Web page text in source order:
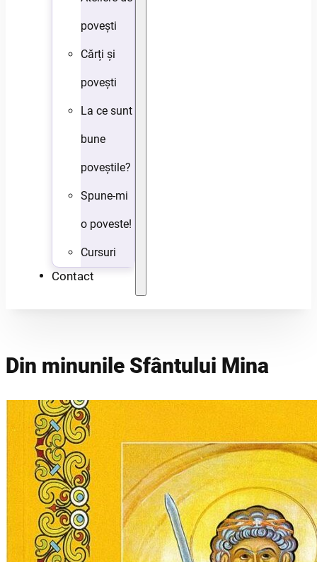
povești
Cărți și
povești
La ce sunt
bune
poveștile?
Spune-mi
o poveste!
Cursuri
Contact
Din minunile Sfântului Mina